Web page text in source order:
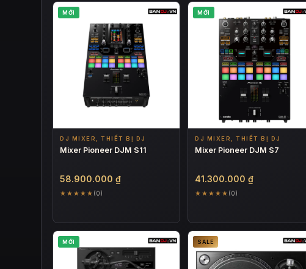
MỚI
DJ MIXER, THIẾT BỊ DJ
Mixer Pioneer DJM S11
58.900.000 ₫
★★★★★ (0)
MỚI
DJ MIXER, THIẾT BỊ DJ
Mixer Pioneer DJM S7
41.300.000 ₫
★★★★★ (0)
MỚI SALE